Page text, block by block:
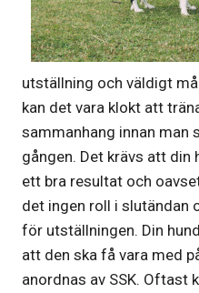
utställning och väldigt
kan det vara klokt att
sammanhang innan man
gången. Det krävs att
ett bra resultat och
det ingen roll i slutändan
för utställningen. Din
att den ska få vara med
anordnas av SSK. Oftast